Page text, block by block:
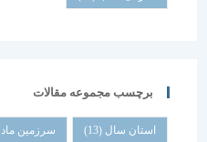
برچسب مجموعه مقالات
استان سال(13) سرزمین مادری(10)